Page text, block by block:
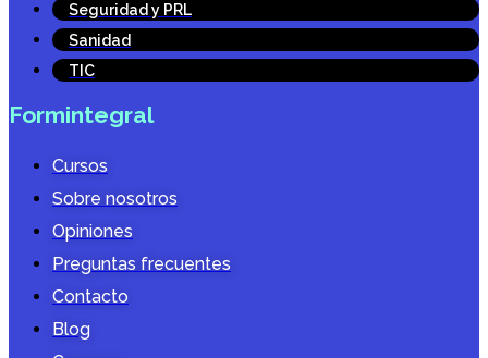
Seguridad y PRL
Sanidad
TIC
Formintegral
Cursos
Sobre nosotros
Opiniones
Preguntas frecuentes
Contacto
Blog